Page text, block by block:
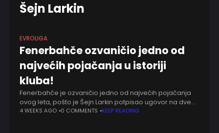
Šejn Larkin
EVROLIGA
Fenerbahče ozvaničio jedno od
najvećih pojačanja u istoriji
kluba!
Fenerbahče je ozvaničio jedno od najvećih pojačanja
ovog leta, pošto je Šejn Larkin potpisao ugovor na dve
godine sa klubom iz Istanbula. Američko-turski
4 WEEKS AGO 0 COMMENTS KEEP READING